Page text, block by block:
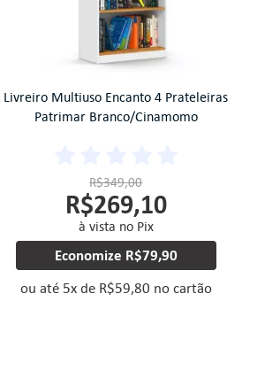
Livreiro Multiuso Encanto 4 Prateleiras
Patrimar Branco/Cinamomo
R$349,00
R$269,10
à vista no Pix
Economize R$79,90
ou até 5xde R$59,80 no cartão